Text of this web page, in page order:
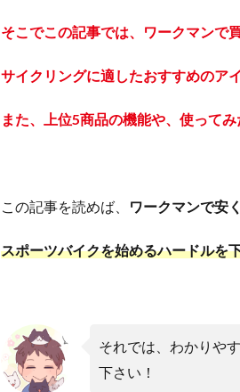
そこでこの記事では、ワークマンで買
サイクリングに適したおすすめのア
また、上位5商品の機能や、使って
この記事を読めば、 ワークマンで安
スポーツバイクを始めるハードルを
それでは、わかりや
下さい！